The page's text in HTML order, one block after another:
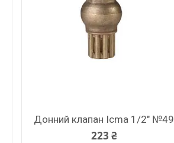
Донний клапан Icma 1/2" №49
223 ₴